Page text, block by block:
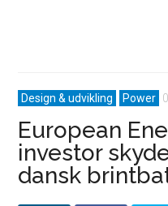
Design & udvikling Power
European
investor
dansk